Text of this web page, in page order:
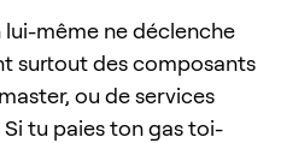
même ne déclenche
surtout des composants
ou de services
tu paies ton gas toi-